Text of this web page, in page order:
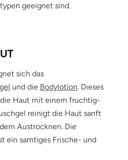
geeignet sind.
sich das
und die Bodylotion. Dieses
Haut mit einem fruchtig-
reinigt die Haut sanft
Austrocknen. Die
ein samtiges Frische- und